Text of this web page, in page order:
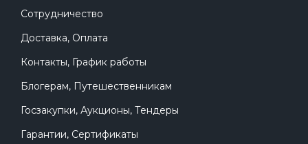
Сотрудничество
Доставка, Оплата
Контакты, График работы
Блогерам, Путешественникам
Госзакупки, Аукционы, Тендеры
Гарантии, Сертификаты